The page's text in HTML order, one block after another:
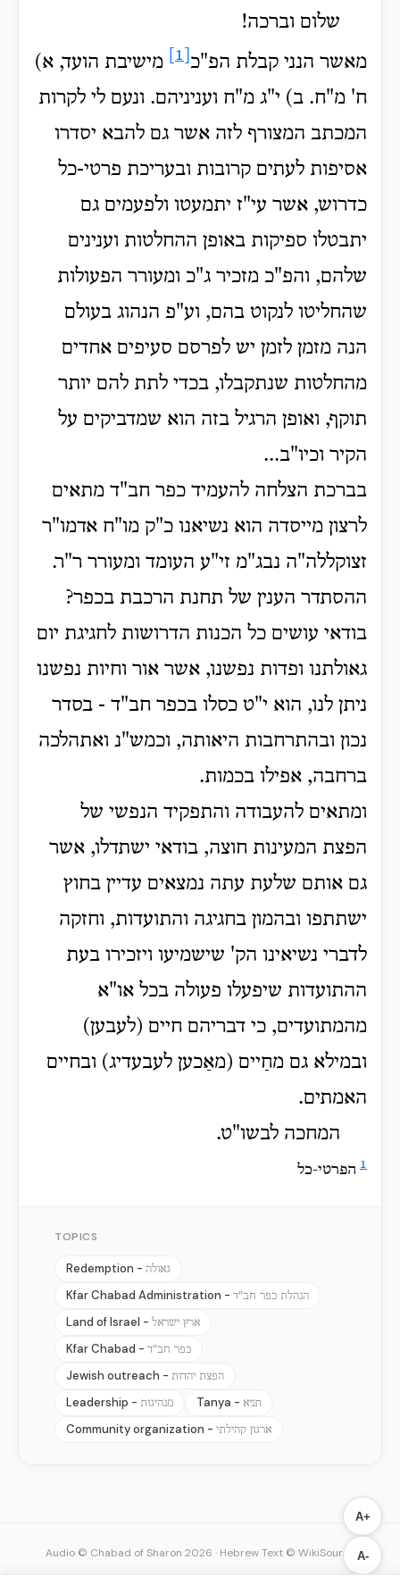
שלום וברכה!
מאשר הנני קבלת הפ"כ
מישיבת הועד, א)
ח' מ"ח. ב) י"ג מ"ח ועניניהם. ונעם לי לקרות
המכתב המצורף לזה אשר גם להבא יסדרו
אסיפות לעתים קרובות ובעריכת פרטי-כל
כדרוש, אשר עי"ז יתמעטו ולפעמים גם
יתבטלו ספיקות באופן ההחלטות וענינים
שלהם, והפ"כ מזכיר ג"כ ומעורר הפעולות
שהחליטו לנקוט בהם, וע"פ הנהוג בעולם
הנה מזמן לזמן יש לפרסם סעיפים אחדים
מהחלטות שנתקבלו, בכדי לתת להם יותר
תוקף, ואופן הרגיל בזה הוא שמדביקים על
הקיר וכיו"ב...
בברכת הצלחה להעמיד כפר חב"ד מתאים
לרצון מייסדה הוא נשיאנו כ"ק מו"ח אדמו"ר
זצוקללה"ה נבג"מ זי"ע העומד ומעורר ר"ר.
ההסתדר הענין של תחנת הרכבת בכפר?
בודאי עושים כל הכנות הדרושות לחגיגת יום
גאולתנו ופדות נפשנו, אשר אור וחיות נפשנו
ניתן לנו, הוא י"ט כסלו בכפר חב"ד - בסדר
נכון ובהתרחבות היאותה, וכמש"נ ואתהלכה
ברחבה, אפילו בכמות.
ומתאים להעבודה והתפקיד הנפשי של
הפצת המעינות חוצה, בודאי ישתדלו, אשר
גם אותם שלעת עתה נמצאים עדיין בחוץ
ישתתפו ובהמון בחגיגה והתועדות, וחזקה
לדברי נשיאינו הק' שישמיעו ויזכירו בעת
ההתועדות שיפעלו פעולה בכל או"א
מהמתועדים, כי דבריהם חיים (לעבען)
ובמילא גם מחַיים (מאַכען לעבעדיג) ובחיים
האמתים.
המחכה לבשו"ט.
1 הפרטי-כל
TOPICS
Redemption - גאולה
Kfar Chabad Administration - הנהלת כפר חב"ד
Land of Israel - ארץ ישראל
Kfar Chabad - כפר חב"ד
Jewish outreach - הפצת יהדות
Leadership - מנהיגות Tanya - תניא
Community organization - ארגון קהילתי
A+
A-
Audio © Chabad of Sharon 2026 · Hebrew Text © WikiSource